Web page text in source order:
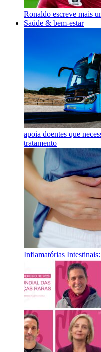
Ronaldo escreve mais
Saúde & bem-estar
apoia doentes que
tratamento
Inflamatórias